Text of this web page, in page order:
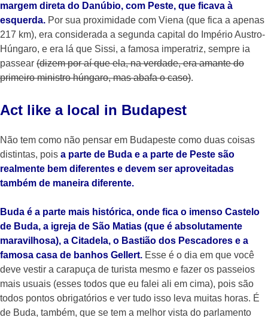
margem direta do Danúbio, com Peste, que ficava à
esquerda. Por sua proximidade com Viena (que fica a apenas
217 km), era considerada a segunda capital do Império Austro-
Húngaro, e era lá que Sissi, a famosa imperatriz, sempre ia
passear (dizem por aí que ela, na verdade, era amante do
primeiro ministro húngaro, mas abafa o caso).
Act like a local in Budapest
Não tem como não pensar em Budapeste como duas coisas
distintas, pois a parte de Buda e a parte de Peste são
realmente bem diferentes e devem ser aproveitadas
também de maneira diferente.
Buda é a parte mais histórica, onde fica o imenso Castelo
de Buda, a igreja de São Matias (que é absolutamente
maravilhosa), a Citadela, o Bastião dos Pescadores e a
famosa casa de banhos Gellert. Esse é o dia em que você
deve vestir a carapuça de turista mesmo e fazer os passeios
mais usuais (esses todos que eu falei ali em cima), pois são
todos pontos obrigatórios e ver tudo isso leva muitas horas. É
de Buda, também, que se tem a melhor vista do parlamento